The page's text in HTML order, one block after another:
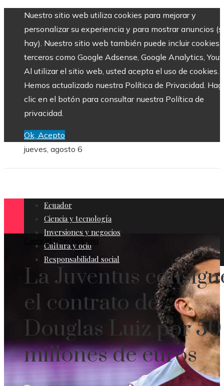
Nuestro sitio web utiliza cookies para mejorar y
personalizar su experiencia y para mostrar anuncios
hay). Nuestro sitio web también puede incluir cookies
terceros como Google Adsense, Google Analytics,
Al utilizar el sitio web, usted acepta el uso de cookies.
Hemos actualizado nuestra Política de Privacidad.
clic en el botón para consultar nuestra Política de
privacidad.
Ok, Acepto
jueves, agosto 6
Ecuador
Ciencia y tecnología
Inversiones y negocios
Cultura y ocio
Responsabilidad social
Ciencia y tecnología
La Juventus
el contrato de
Douglas Luiz por 50
millones de euros